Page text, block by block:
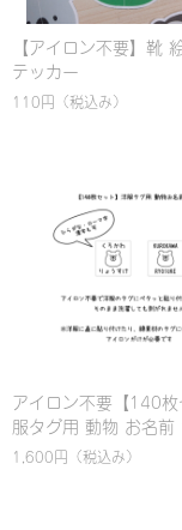
【アイロン不要】靴
テッカー
110円 （税込み）
アイロン不要【140
服タグ用 動物 お名前
1,600円 （税込み）